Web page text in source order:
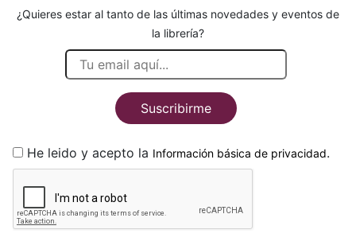
¿Quieres estar al tanto de las últimas novedades y eventos de
la librería?
Suscribirme
He leido y acepto la Información básica de privacidad.